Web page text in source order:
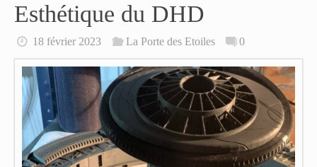
Esthétique du DHD
18 février 2023 La Porte des Etoiles 0